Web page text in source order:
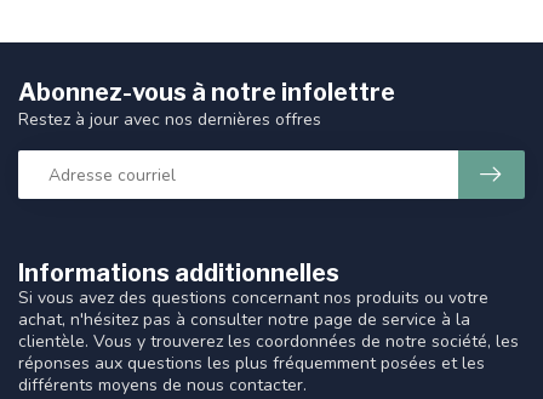
Informations additionnelles
Si vous avez des questions concernant nos produits ou votre
achat, n'hésitez pas à consulter notre page de service à la
clientèle. Vous y trouverez les coordonnées de notre société, les
réponses aux questions les plus fréquemment posées et les
différents moyens de nous contacter.
Abonnez-vous à notre infolettre
Restez à jour avec nos dernières offres